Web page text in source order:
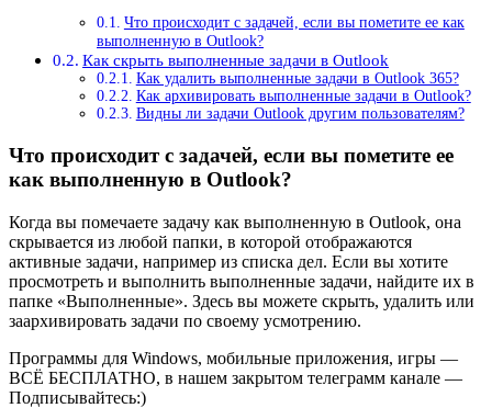
Что происходит с задачей, если вы пометите ее как
выполненную в Outlook?
Как скрыть выполненные задачи в Outlook
Как удалить выполненные задачи в Outlook 365?
Как архивировать выполненные задачи в Outlook?
Видны ли задачи Outlook другим пользователям?
Что происходит с задачей, если вы пометите ее
как выполненную в Outlook?
Когда вы помечаете задачу как выполненную в Outlook, она
скрывается из любой папки, в которой отображаются
активные задачи, например из списка дел. Если вы хотите
просмотреть и выполнить выполненные задачи, найдите их в
папке «Выполненные». Здесь вы можете скрыть, удалить или
заархивировать задачи по своему усмотрению.
Программы для Windows, мобильные приложения, игры —
ВСЁ БЕСПЛАТНО, в нашем закрытом телеграмм канале —
Подписывайтесь:)